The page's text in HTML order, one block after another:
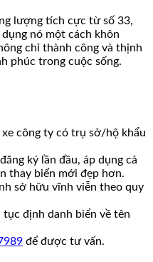
lượng tích cực từ số 33,
nó một cách khôn
chỉ thành công và thịnh
phúc trong cuộc sống.
xe công ty có trụ sở/hộ khẩu
ký lần đầu, áp dụng cả
thay biển mới đẹp hơn.
sở hữu vĩnh viễn theo quy
định danh biển về tên
để được tư vấn.